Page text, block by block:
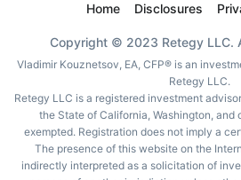
Home Disclosures
Copyright © 2023 Retegy LLC.
Vladimir Kouznetsov, EA, CFP® is an
Retegy LLC.
Retegy LLC is a registered investment
the State of California, Washington, and
exempted. Registration does not imply a
The presence of this website on the
indirectly interpreted as a solicitation of